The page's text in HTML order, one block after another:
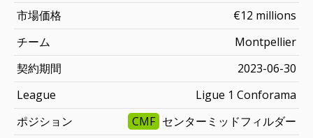
市場価格
€12 millions
チーム
Montpellier
契約期間
2023-06-30
League
Ligue 1 Conforama
ポジション
CMF センターミッドフィルダー